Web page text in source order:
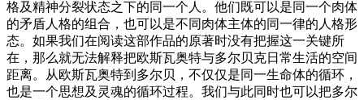
格及精神分裂状态之下的同一个人。他们既可以是同一个肉体
的矛盾人格的组合，也可以是不同肉体主体的同一律的人格形
态。如果我们在阅读这部作品的原著时没有把握这一关键所
在，那么就无法解释把欧斯瓦奥特与多尔贝克日常生活的空间
距离。从欧斯瓦奥特到多尔贝，不仅仅是同一生命体的循环，
也是一个思想及灵魂的循环过程。我们与此同时也可以把多尔